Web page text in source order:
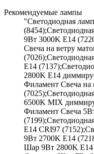
Рекомендуемые лампы
"Светодиодная
9Вт 3000K E14
Свеча на ветру
E14
2800K E14
Филамент Свеча на
6500K MIX
Филамент Свеча
E14 CRI97
9Вт 2700K E14
Шар 9Вт 2800K E14